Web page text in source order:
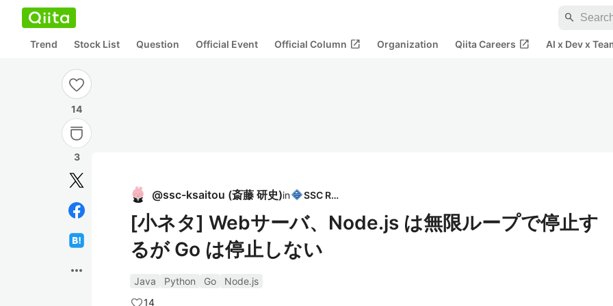
search
Trend Stock List Question Official Event Official Column open_in_new Organization Qiita Careers open_in_new AI x Dev x
14
3
more_horiz
@ssc-ksaitou (斎藤 研史)in SSC R&D
[小ネタ] Webサーバ、Node.js は無限ループで停止す
るが Go は停止しない
Java Python Go
Node.js
14